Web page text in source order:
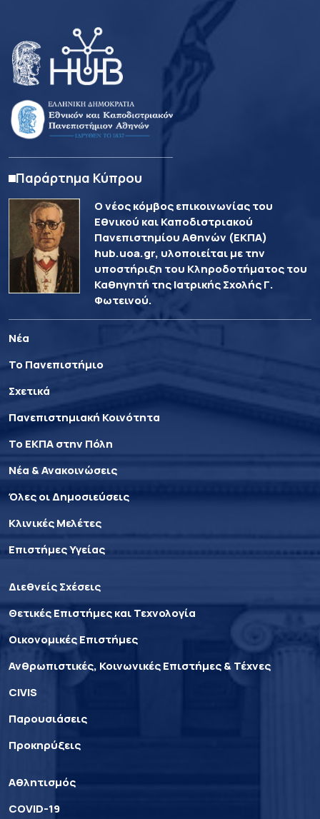
Παράρτημα Κύπρου
Ο νέος κόμβος επικοινωνίας του
Εθνικού και Καποδιστριακού
Πανεπιστημίου Αθηνών (ΕΚΠΑ)
hub.uoa.gr, υλοποιείται με την
υποστήριξη του Κληροδοτήματος του
Καθηγητή της Ιατρικής Σχολής Γ.
Φωτεινού.
Νέα
Το Πανεπιστήμιο
Σχετικά
Πανεπιστημιακή Κοινότητα
Το ΕΚΠΑ στην Πόλη
Νέα & Ανακοινώσεις
Όλες οι Δημοσιεύσεις
Κλινικές Μελέτες
Επιστήμες Υγείας
Διεθνείς Σχέσεις
Θετικές Επιστήμες και Τεχνολογία
Οικονομικές Επιστήμες
Ανθρωπιστικές, Κοινωνικές Επιστήμες & Τέχνες
CIVIS
Παρουσιάσεις
Προκηρύξεις
Αθλητισμός
COVID-19